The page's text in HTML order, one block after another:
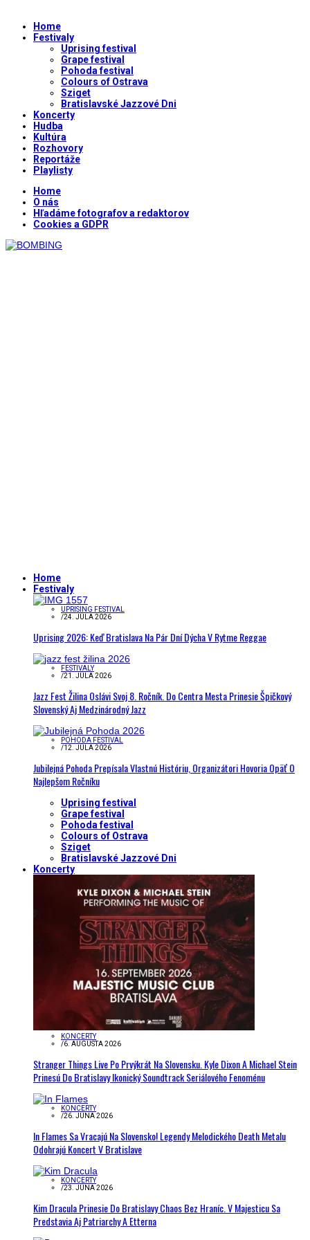
Home
Festivaly
Uprising festival
Grape festival
Pohoda festival
Colours of Ostrava
Sziget
Bratislavské Jazzové Dni
Koncerty
Hudba
Kultúra
Rozhovory
Reportáže
Playlisty
Home
O nás
Hľadáme fotografov a redaktorov
Cookies a GDPR
Home
Festivaly
UPRISING FESTIVAL
/24. JÚLA 2026
Uprising 2026: Keď Bratislava Na Pár Dní Dýcha V Rytme Reggae
FESTIVALY
/21. JÚLA 2026
Jazz Fest Žilina Oslávi Svoj 8. Ročník. Do Centra Mesta Prinesie Špičkový
Slovenský Aj Medzinárodný Jazz
POHODA FESTIVAL
/12. JÚLA 2026
Jubilejná Pohoda Prepísala Vlastnú Históriu, Organizátori Hovoria Opäť O
Najlepšom Ročníku
Uprising festival
Grape festival
Pohoda festival
Colours of Ostrava
Sziget
Bratislavské Jazzové Dni
Koncerty
KONCERTY
/6. AUGUSTA 2026
Stranger Things Live Po Prvýkrát Na Slovensku. Kyle Dixon A Michael Stein
Prinesú Do Bratislavy Ikonický Soundtrack Seriálového Fenoménu
KONCERTY
/26. JÚNA 2026
In Flames Sa Vracajú Na Slovensko! Legendy Melodického Death Metalu
Odohrajú Koncert V Bratislave
KONCERTY
/23. JÚNA 2026
Kim Dracula Prinesie Do Bratislavy Chaos Bez Hraníc. V Majesticu Sa
Predstavia Aj Patriarchy A Etterna